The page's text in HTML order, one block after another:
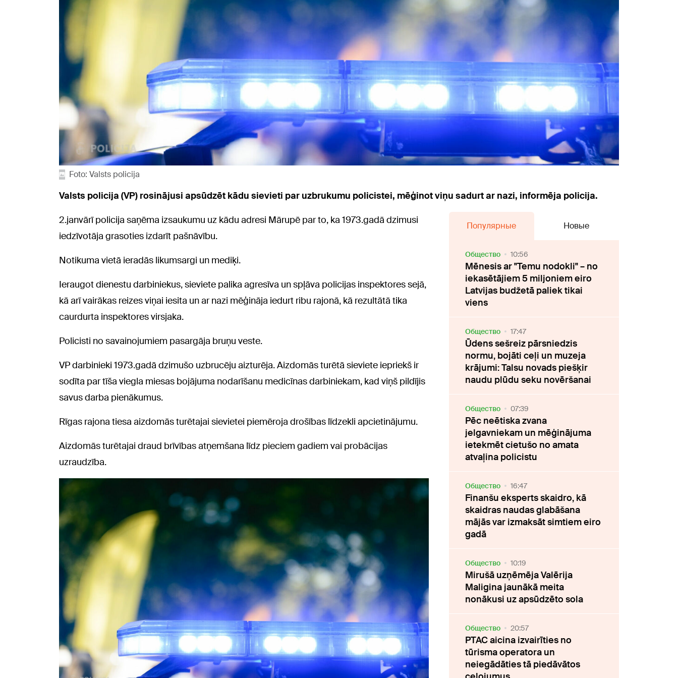
Foto: Valsts policija
Valsts policija (VP) rosinājusi apsūdzēt kādu sievieti par uzbrukumu policistei, mēģinot viņu sadurt ar nazi, informēja policija.
2.janvārī policija saņēma izsaukumu uz kādu adresi Mārupē par to, ka 1973.gadā dzimusi
iedzīvotāja grasoties izdarīt pašnāvību.
Notikuma vietā ieradās likumsargi un mediķi.
Ieraugot dienestu darbiniekus, sieviete palika agresīva un spļāva policijas inspektores sejā,
kā arī vairākas reizes viņai iesita un ar nazi mēģināja iedurt ribu rajonā, kā rezultātā tika
caurdurta inspektores virsjaka.
Policisti no savainojumiem pasargāja bruņu veste.
VP darbinieki 1973.gadā dzimušo uzbrucēju aizturēja. Aizdomās turētā sieviete iepriekš ir
sodīta par tīša viegla miesas bojājuma nodarīšanu medicīnas darbiniekam, kad viņš pildījis
savus darba pienākumus.
Rīgas rajona tiesa aizdomās turētajai sievietei piemēroja drošības līdzekli apcietinājumu.
Aizdomās turētajai draud brīvības atņemšana līdz pieciem gadiem vai probācijas
uzraudzība.
Популярные Новые
Oбщество 10:56
Mēnesis ar "Temu nodokli" – no
iekasētājiem 5 miljoniem eiro
Latvijas budžetā paliek tikai
viens
Oбщество 17:47
Ūdens sešreiz pārsniedzis
normu, bojāti ceļi un muzeja
krājumi: Talsu novads piešķir
naudu plūdu seku novēršanai
Oбщество 07:39
Pēc neētiska zvana
jelgavniekam un mēģinājuma
ietekmēt cietušo no amata
atvaļina policistu
Oбщество 16:47
Finanšu eksperts skaidro, kā
skaidras naudas glabāšana
mājās var izmaksāt simtiem eiro
gadā
Oбщество 10:19
Mirušā uzņēmēja Valērija
Maligina jaunākā meita
nonākusi uz apsūdzēto sola
Oбщество 20:57
PTAC aicina izvairīties no
tūrisma operatora un
neiegādāties tā piedāvātos